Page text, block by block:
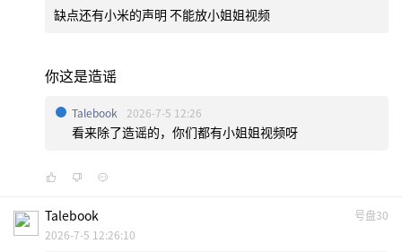
缺点还有小米的声明 不能放小姐姐视频
你这是造谣
Talebook 2026-7-5 12:26
看来除了造谣的，你们都有小姐姐视频呀
号盘30
Talebook
2026-7-5 12:26:10